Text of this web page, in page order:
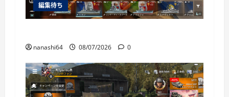
編集待ち
nanashi64 08/07/2026 0